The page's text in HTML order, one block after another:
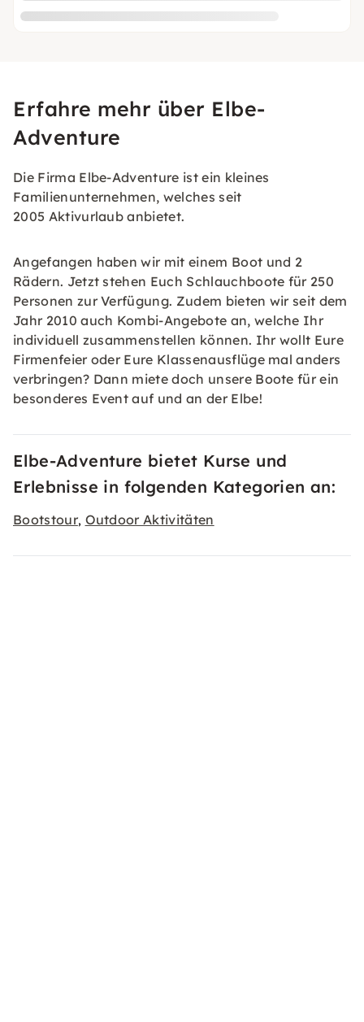
Erfahre mehr über Elbe-
Adventure
Die Firma Elbe-Adventure ist ein kleines
Familienunternehmen, welches seit
2005 Aktivurlaub anbietet.
Angefangen haben wir mit einem Boot und 2
Rädern. Jetzt stehen Euch Schlauchboote für 250
Personen zur Verfügung. Zudem bieten wir seit dem
Jahr 2010 auch Kombi-Angebote an, welche Ihr
individuell zusammenstellen können. Ihr wollt Eure
Firmenfeier oder Eure Klassenausflüge mal anders
verbringen? Dann miete doch unsere Boote für ein
besonderes Event auf und an der Elbe!
Elbe-Adventure bietet Kurse und
Erlebnisse in folgenden Kategorien an:
Bootstour, Outdoor Aktivitäten